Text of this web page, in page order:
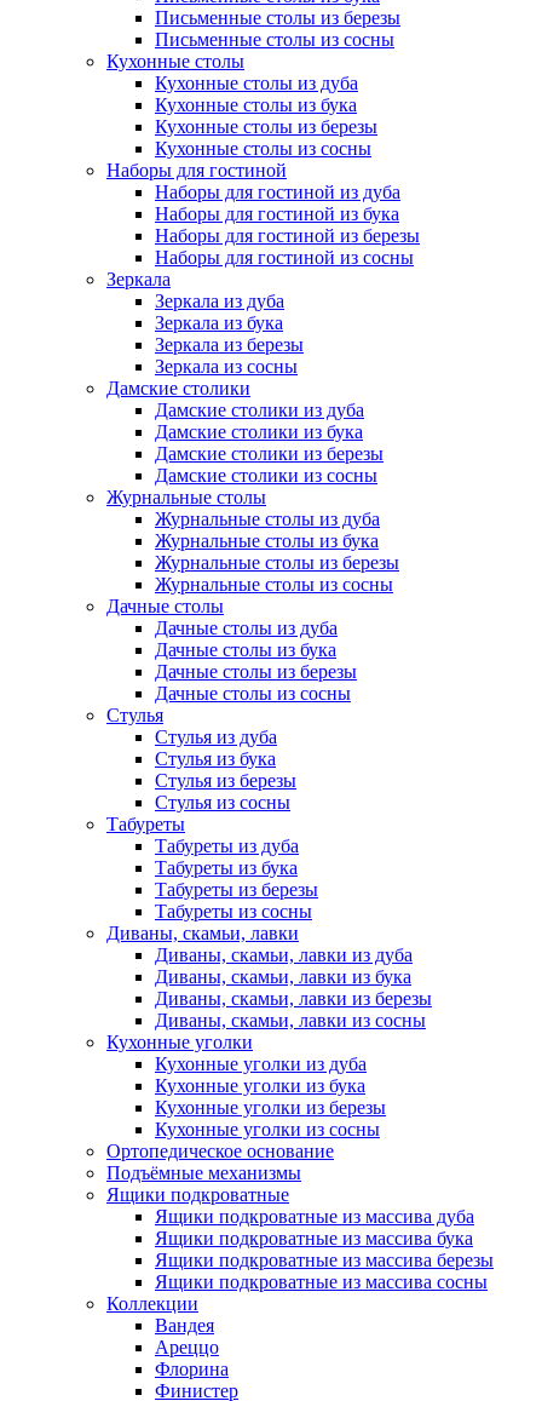
Письменные столы из березы
Письменные столы из сосны
Кухонные столы
Кухонные столы из дуба
Кухонные столы из бука
Кухонные столы из березы
Кухонные столы из сосны
Наборы для гостиной
Наборы для гостиной из дуба
Наборы для гостиной из бука
Наборы для гостиной из березы
Наборы для гостиной из сосны
Зеркала
Зеркала из дуба
Зеркала из бука
Зеркала из березы
Зеркала из сосны
Дамские столики
Дамские столики из дуба
Дамские столики из бука
Дамские столики из березы
Дамские столики из сосны
Журнальные столы
Журнальные столы из дуба
Журнальные столы из бука
Журнальные столы из березы
Журнальные столы из сосны
Дачные столы
Дачные столы из дуба
Дачные столы из бука
Дачные столы из березы
Дачные столы из сосны
Стулья
Стулья из дуба
Стулья из бука
Стулья из березы
Стулья из сосны
Табуреты
Табуреты из дуба
Табуреты из бука
Табуреты из березы
Табуреты из сосны
Диваны, скамьи, лавки
Диваны, скамьи, лавки из дуба
Диваны, скамьи, лавки из бука
Диваны, скамьи, лавки из березы
Диваны, скамьи, лавки из сосны
Кухонные уголки
Кухонные уголки из дуба
Кухонные уголки из бука
Кухонные уголки из березы
Кухонные уголки из сосны
Ортопедическое основание
Подъёмные механизмы
Ящики подкроватные
Ящики подкроватные из массива дуба
Ящики подкроватные из массива бука
Ящики подкроватные из массива березы
Ящики подкроватные из массива сосны
Коллекции
Вандея
Ареццо
Флорина
Финистер